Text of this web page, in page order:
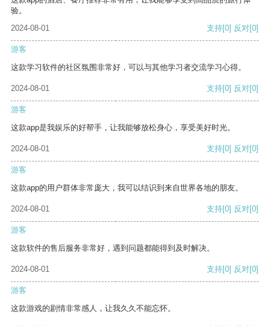
验。
2024-08-01
支持[0] 反对[0]
游客
这款学习软件的社区氛围非常好，可以与其他学习者交流学习心得。
2024-08-01 支持[0] 反对[0]
游客
这款app是我娱乐的好帮手，让我能够放松身心，享受美好时光。
2024-08-01 支持[0] 反对[0]
游客
这款app的用户群体非常庞大，我可以结识到来自世界各地的朋友。
2024-08-01 支持[0] 反对[0]
游客
这款软件的售后服务非常好，遇到问题都能得到及时解决。
2024-08-01 支持[0] 反对[0]
游客
这款游戏的剧情非常感人，让我久久不能忘怀。